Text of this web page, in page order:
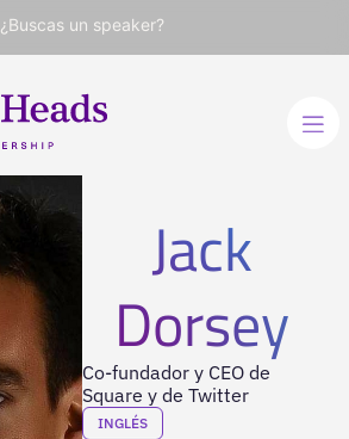
¿Buscas un speaker?
Jack
Dorsey
Co-fundador y CEO de
Square y de Twitter
INGLÉS